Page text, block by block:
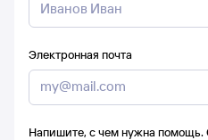
Электронная почта
Напишите, с чем нужна помощь.